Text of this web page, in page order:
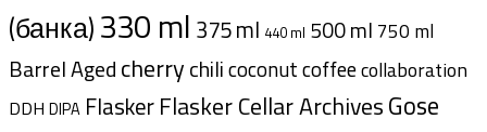
(банка)330 ml 375 ml 440 ml 500 ml 750 ml
Barrel Agedcherry chilicoconutcoffeecollaboration
DDH DIPA FlaskerFlasker Cellar ArchivesGose